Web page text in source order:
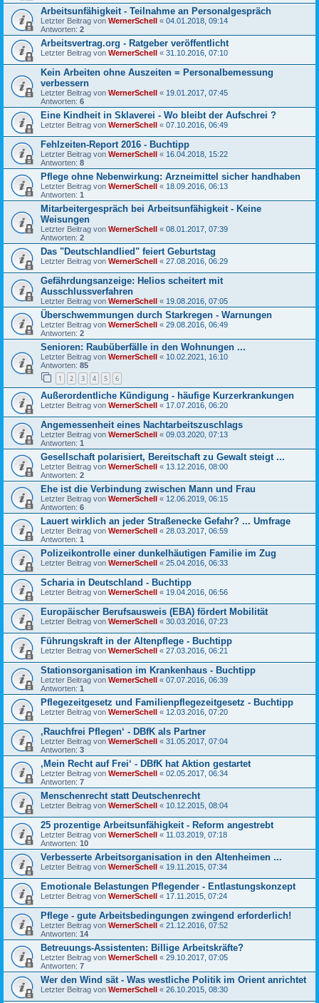
Arbeitsunfähigkeit - Teilnahme an Personalgespräch
Letzter Beitrag von WernerSchell « 04.01.2018, 09:14
Antworten: 2
Arbeitsvertrag.org - Ratgeber veröffentlicht
Letzter Beitrag von WernerSchell « 31.10.2016, 07:10
Kein Arbeiten ohne Auszeiten = Personalbemessung
verbessern
Letzter Beitrag von WernerSchell « 19.01.2017, 07:45
Antworten: 6
Eine Kindheit in Sklaverei - Wo bleibt der Aufschrei ?
Letzter Beitrag von WernerSchell « 07.10.2016, 06:49
Fehlzeiten-Report 2016 - Buchtipp
Letzter Beitrag von WernerSchell « 16.04.2018, 15:22
Antworten: 8
Pflege ohne Nebenwirkung: Arzneimittel sicher handhaben
Letzter Beitrag von WernerSchell « 18.09.2016, 06:13
Antworten: 1
Mitarbeitergespräch bei Arbeitsunfähigkeit - Keine
Weisungen
Letzter Beitrag von WernerSchell « 08.01.2017, 07:39
Antworten: 2
Das "Deutschlandlied" feiert Geburtstag
Letzter Beitrag von WernerSchell « 27.08.2016, 06:29
Gefährdungsanzeige: Helios scheitert mit
Ausschlussverfahren
Letzter Beitrag von WernerSchell « 19.08.2016, 07:05
Überschwemmungen durch Starkregen - Warnungen
Letzter Beitrag von WernerSchell « 29.08.2016, 06:49
Antworten: 2
Senioren: Raubüberfälle in den Wohnungen ...
Letzter Beitrag von WernerSchell « 10.02.2021, 16:10
Antworten: 85
1 2 3 4 5 6
Außerordentliche Kündigung - häufige Kurzerkrankungen
Letzter Beitrag von WernerSchell « 17.07.2016, 06:20
Angemessenheit eines Nachtarbeitszuschlags
Letzter Beitrag von WernerSchell « 09.03.2020, 07:13
Antworten: 1
Gesellschaft polarisiert, Bereitschaft zu Gewalt steigt ...
Letzter Beitrag von WernerSchell « 13.12.2016, 08:00
Antworten: 2
Ehe ist die Verbindung zwischen Mann und Frau
Letzter Beitrag von WernerSchell « 12.06.2019, 06:15
Antworten: 6
Lauert wirklich an jeder Straßenecke Gefahr? ... Umfrage
Letzter Beitrag von WernerSchell « 28.03.2017, 06:59
Antworten: 1
Polizeikontrolle einer dunkelhäutigen Familie im Zug
Letzter Beitrag von WernerSchell « 25.04.2016, 06:33
Scharia in Deutschland - Buchtipp
Letzter Beitrag von WernerSchell « 19.04.2016, 06:56
Europäischer Berufsausweis (EBA) fördert Mobilität
Letzter Beitrag von WernerSchell « 30.03.2016, 07:23
Führungskraft in der Altenpflege - Buchtipp
Letzter Beitrag von WernerSchell « 27.03.2016, 06:21
Stationsorganisation im Krankenhaus - Buchtipp
Letzter Beitrag von WernerSchell « 07.07.2016, 06:39
Antworten: 1
Pflegezeitgesetz und Familienpflegezeitgesetz - Buchtipp
Letzter Beitrag von WernerSchell « 12.03.2016, 07:20
‚Rauchfrei Pflegen‘ - DBfK als Partner
Letzter Beitrag von WernerSchell « 31.05.2017, 07:04
Antworten: 3
‚Mein Recht auf Frei‘ - DBfK hat Aktion gestartet
Letzter Beitrag von WernerSchell « 02.05.2017, 06:34
Antworten: 7
Menschenrecht statt Deutschenrecht
Letzter Beitrag von WernerSchell « 10.12.2015, 08:04
25 prozentige Arbeitsunfähigkeit - Reform angestrebt
Letzter Beitrag von WernerSchell « 11.03.2019, 07:18
Antworten: 10
Verbesserte Arbeitsorganisation in den Altenheimen ...
Letzter Beitrag von WernerSchell « 19.11.2015, 07:34
Emotionale Belastungen Pflegender - Entlastungskonzept
Letzter Beitrag von WernerSchell « 17.11.2015, 07:24
Pflege - gute Arbeitsbedingungen zwingend erforderlich!
Letzter Beitrag von WernerSchell « 21.12.2016, 07:52
Antworten: 14
Betreuungs-Assistenten: Billige Arbeitskräfte?
Letzter Beitrag von WernerSchell « 29.10.2017, 07:05
Antworten: 7
Wer den Wind sät - Was westliche Politik im Orient anrichtet
Letzter Beitrag von WernerSchell « 26.10.2015, 08:30